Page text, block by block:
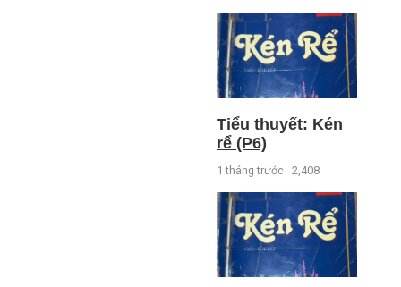
Tiểu thuyết: Kén
rể (P6)
1 tháng trước 2,408